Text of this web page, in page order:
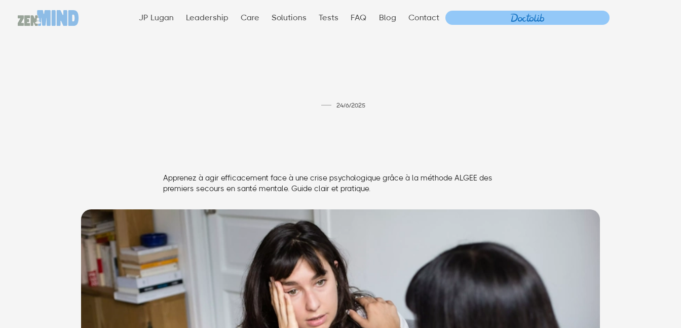
JP Lugan Leadership Care Solutions Tests FAQ Blog Contact
24/6/2025
Apprenez à agir efficacement face à une crise psychologique grâce à la méthode ALGEE des
premiers secours en santé mentale. Guide clair et pratique.